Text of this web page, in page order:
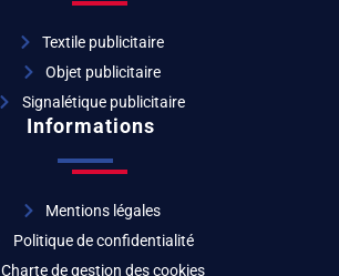
Textile publicitaire
Objet publicitaire
Signalétique publicitaire
Informations
Mentions légales
Politique de confidentialité
Charte de gestion des cookies